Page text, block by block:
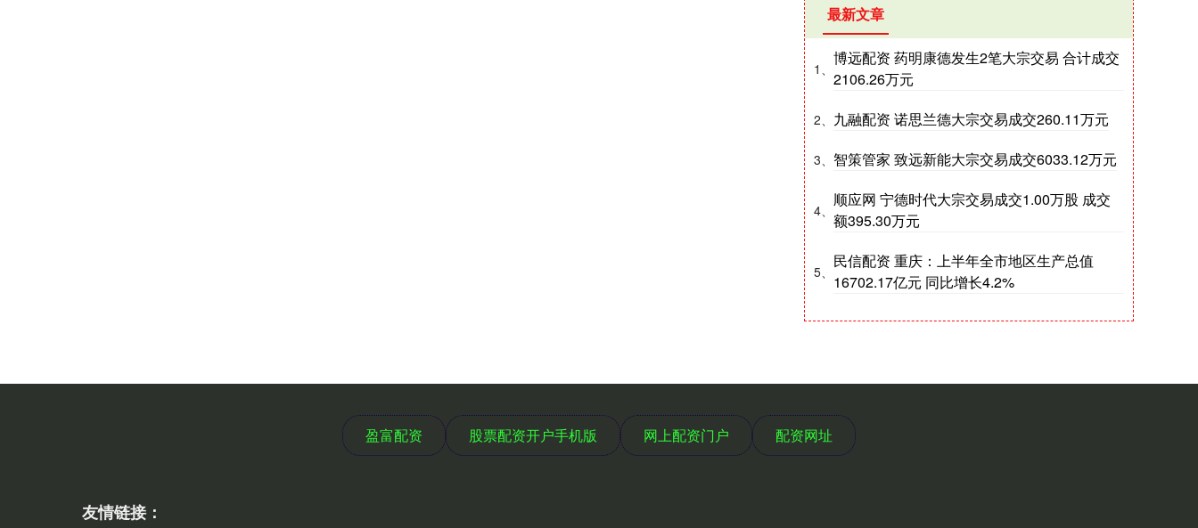
最新文章
1、
博远配资 药明康德发生2笔大宗交易 合计成交
2106.26万元
2、 九融配资 诺思兰德大宗交易成交260.11万元
3、 智策管家 致远新能大宗交易成交6033.12万元
4、
顺应网 宁德时代大宗交易成交1.00万股 成交
额395.30万元
5、
民信配资 重庆：上半年全市地区生产总值
16702.17亿元 同比增长4.2%
盈富配资 股票配资开户手机版 网上配资门户 配资网址
友情链接：